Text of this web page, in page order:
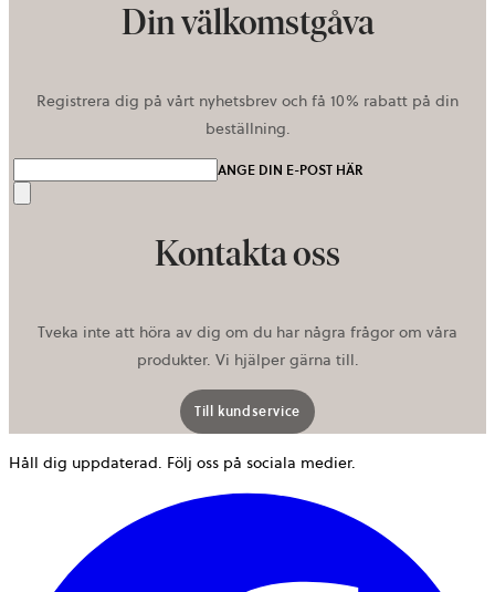
Din välkomstgåva
Registrera dig på vårt nyhetsbrev och få 10% rabatt på din
beställning.
ANGE DIN E-POST HÄR
Kontakta oss
Tveka inte att höra av dig om du har några frågor om våra
produkter. Vi hjälper gärna till.
Till kundservice
Håll dig uppdaterad. Följ oss på sociala medier.